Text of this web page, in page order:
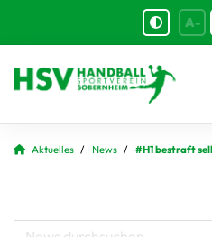
A-
Aktuelles News #H1 bestraft